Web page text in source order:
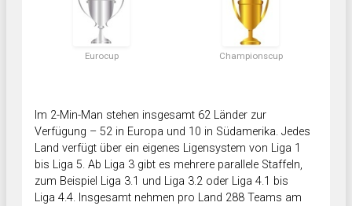
Eurocup Championscup
Im 2-Min-Man stehen insgesamt 62 Länder zur
Verfügung – 52 in Europa und 10 in Südamerika. Jedes
Land verfügt über ein eigenes Ligensystem von Liga 1
bis Liga 5. Ab Liga 3 gibt es mehrere parallele Staffeln,
zum Beispiel Liga 3.1 und Liga 3.2 oder Liga 4.1 bis
Liga 4.4. Insgesamt nehmen pro Land 288 Teams am